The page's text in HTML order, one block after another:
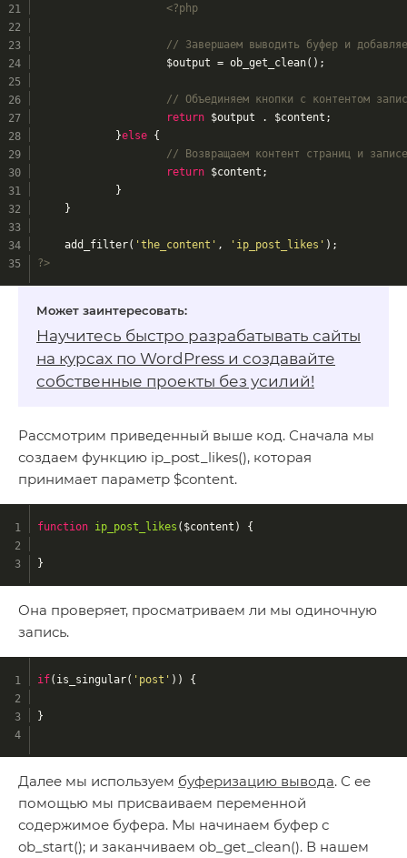
<?php
// Завершаем выводить буфер и
			$output = ob_get_clean();
// Объединяем кнопки с контентом
return $output . $content;
		}
else {
// Возвращаем контент страниц и
return $content;
		}
	}
	add_filter(
'the_content' , 'ip_post_likes' );
?>
Научитесь быстро разрабатывать сайты
на курсах по WordPress и создавайте
собственные проекты без усилий!
Рассмотрим приведенный выше код. Сначала мы
создаем функцию ip_post_likes(), которая
принимает параметр $content.
function ip_post_likes ($content) {
}
Она проверяет, просматриваем ли мы одиночную
запись.
if(is_singular( 'post' )) {
}
Далее мы используем буферизацию вывода. С ее
помощью мы присваиваем переменной
содержимое буфера. Мы начинаем буфер с
ob_start(); и заканчиваем ob_get_clean(). В нашем